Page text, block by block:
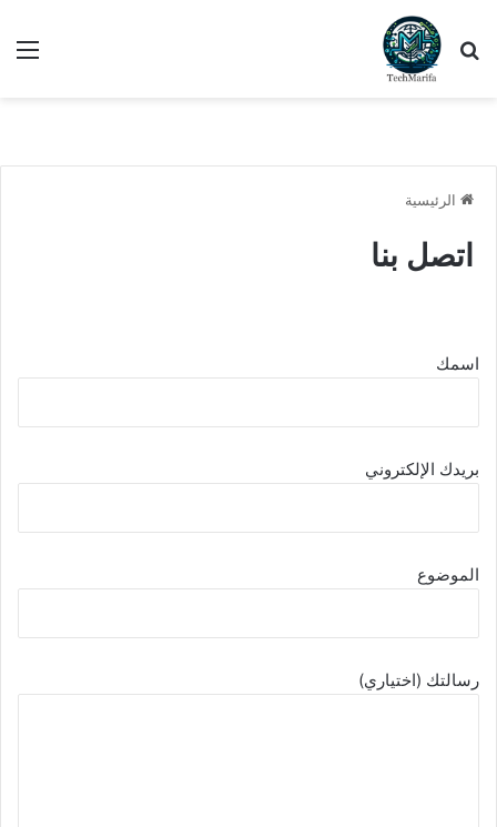
بحث عن
الرئيسية
اتصل بنا
اسمك
بريدك الإلكتروني
الموضوع
رسالتك (اختياري)